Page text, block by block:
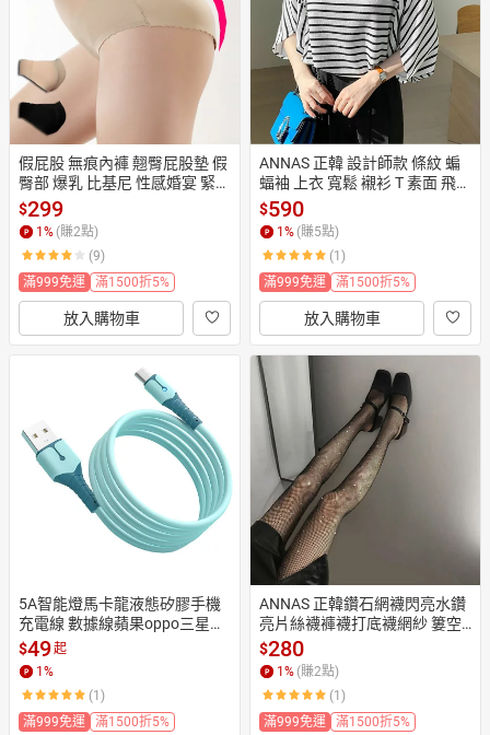
假屁股 無痕內褲 翹臀屁股墊 假
臀部 爆乳 比基尼 性感婚宴 緊身
洋裝 牛仔褲 短褲 安全褲 Anna
S.
$299
1% (賺2點)
(9)
滿999免運
滿1500折5%
放入購物車
ANNAS 正韓 設計師款 條紋 蝙
蝠袖 上衣 寬鬆 襯衫 T 素面 飛鼠
袖 顯瘦 百搭 氣質 上班族 短袖
韓國
$590
1% (賺5點)
(1)
滿999免運
滿1500折5%
放入購物車
5A智能燈馬卡龍液態矽膠手機
充電線 數據線蘋果oppo三星閃
充線小米typec傳輸線安卓快充
線
$49起
1 %
(1)
滿999免運
滿1500折5%
ANNAS 正韓鑽石網襪閃亮水鑽
亮片絲襪褲襪打底襪網紗 簍空
蕾絲性感夜店派對聖誕跨年韓
國
$280
1 % (賺2點)
(1)
滿999免運
滿1500折5%